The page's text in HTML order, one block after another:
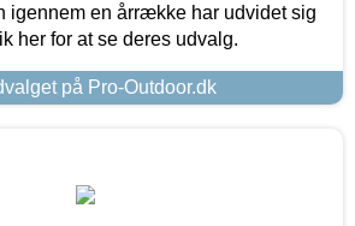
igennem en årrække har udvidet sig
her for at se deres udvalg.
på Pro-Outdoor.dk